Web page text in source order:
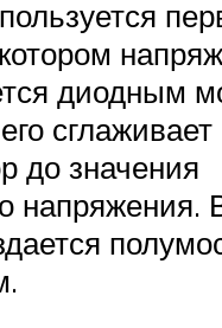
диодным
сглаживает
до значения
напряжения.